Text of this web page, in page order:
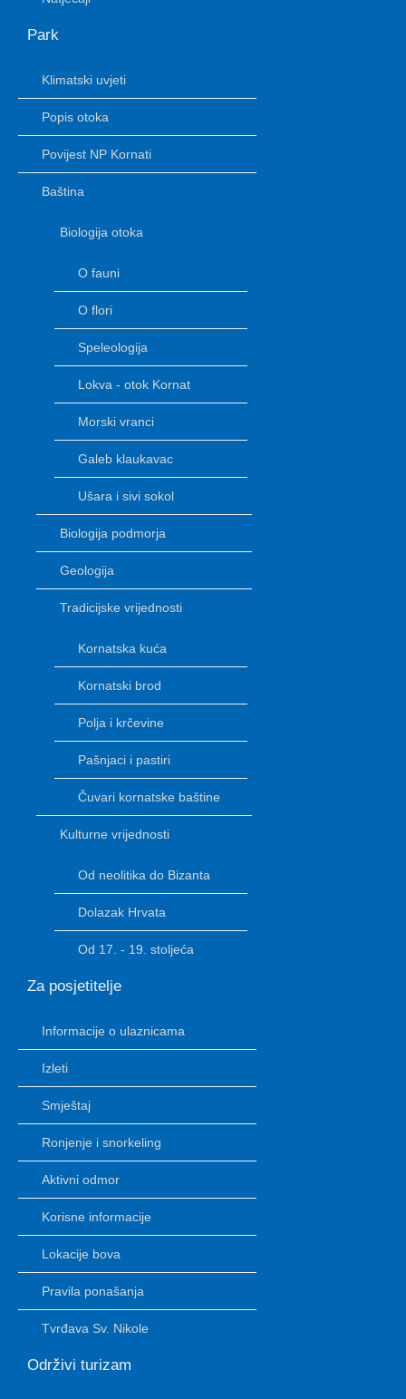
Park
Klimatski uvjeti
Popis otoka
Povijest NP Kornati
Baština
Biologija otoka
O fauni
O flori
Speleologija
Lokva - otok Kornat
Morski vranci
Galeb klaukavac
Ušara i sivi sokol
Biologija podmorja
Geologija
Tradicijske vrijednosti
Kornatska kuća
Kornatski brod
Polja i krčevine
Pašnjaci i pastiri
Čuvari kornatske baštine
Kulturne vrijednosti
Od neolitika do Bizanta
Dolazak Hrvata
Od 17. - 19. stoljeća
Za posjetitelje
Informacije o ulaznicama
Izleti
Smještaj
Ronjenje i snorkeling
Aktivni odmor
Korisne informacije
Lokacije bova
Pravila ponašanja
Tvrđava Sv. Nikole
Održivi turizam